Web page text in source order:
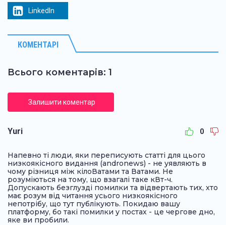
LinkedIn
КОМЕНТАРІ
Всього коментарів: 1
Залишити коментар
Yuri 0
Напевно ті люди, яки переписують статті для цього
низкоякісного видання (andronews) - не уявляють в
чому різниця між кілоВатами та Ватами. Не
розуміються на тому, що взагалі таке кВт-ч.
Допускають безглузді помилки та відвертають тих, хто
має розум від читання усього низкоякісного
непотрібу, що тут публікують. Покидаю вашу
платформу, бо такі помилки у постах - це чергове дно,
яке ви пробили.